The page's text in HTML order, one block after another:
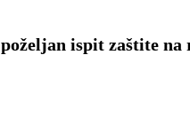
poželjan ispit zaštite na